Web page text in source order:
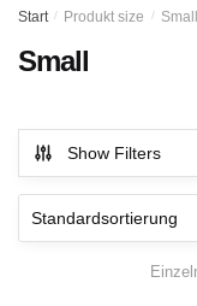
Start / Produkt size / Small
Small
Show Filters